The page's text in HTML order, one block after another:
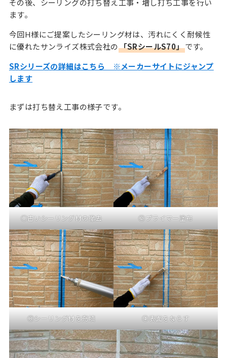
その後、シーリングの打ち替え工事・増し打ち工事を行い
ます。
今回H様にご提案したシーリング材は、汚れにくく耐候性
に優れたサンライズ株式会社の「SRシールS70」です。
SRシリーズの詳細はこちら ※メーカーサイトにジャンプ
します
まずは打ち替え工事の様子です。
①古いシーリング材の撤去 ②プライマー塗布
③シーリング材を充填 ④表面をならす